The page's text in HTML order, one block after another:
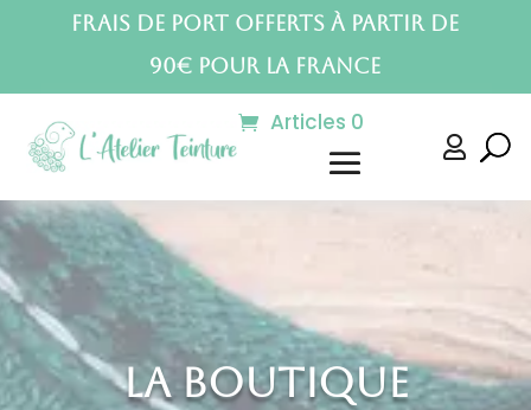
Frais de port offerts à partir de
90€ pour la France
Articles 0

La Boutique